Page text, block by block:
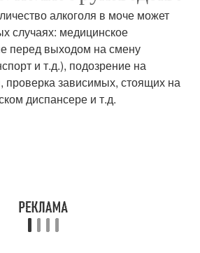
алкоголя в моче может
случаях: медицинское
перед выходом на смену
и т.д.), подозрение на
проверка зависимых, стоящих на
диспансере и т.д.